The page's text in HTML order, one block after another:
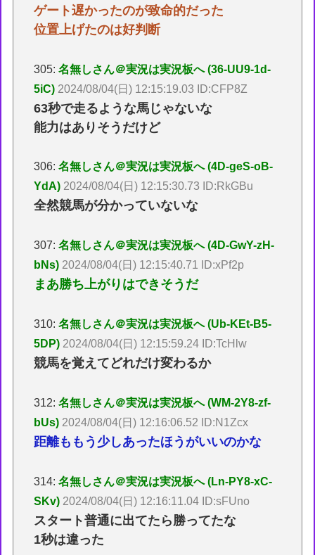
ゲート遅かったのが致命的だった
位置上げたのは好判断
305:名無しさん＠実況は実況板へ (36-UU9-1d-
5iC) 2024/08/04(日) 12:15:19.03 ID:CFP8Z
63秒で走るような馬じゃないな
能力はありそうだけど
306:名無しさん＠実況は実況板へ (4D-geS-oB-
YdA) 2024/08/04(日) 12:15:30.73 ID:RkGBu
全然競馬が分かっていないな
307:名無しさん＠実況は実況板へ (4D-GwY-zH-
bNs) 2024/08/04(日) 12:15:40.71 ID:xPf2p
まあ勝ち上がりはできそうだ
310:名無しさん＠実況は実況板へ (Ub-KEt-B5-
5DP) 2024/08/04(日) 12:15:59.24 ID:TcHlw
競馬を覚えてどれだけ変わるか
312:名無しさん＠実況は実況板へ (WM-2Y8-zf-
bUs) 2024/08/04(日) 12:16:06.52 ID:N1Zcx
距離ももう少しあったほうがいいのかな
314:名無しさん＠実況は実況板へ (Ln-PY8-xC-
SKv) 2024/08/04(日) 12:16:11.04 ID:sFUno
スタート普通に出てたら勝ってたな
1秒は違った